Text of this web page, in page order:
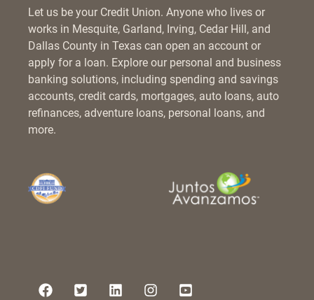
Let us be your Credit Union. Anyone who lives or
works in Mesquite, Garland, Irving, Cedar Hill, and
Dallas County in Texas can open an account or
apply for a loan. Explore our personal and business
banking solutions, including spending and savings
accounts, credit cards, mortgages, auto loans, auto
refinances, adventure loans, personal loans, and
more.